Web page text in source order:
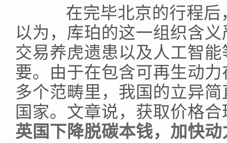
在完毕北京的行程后
以为，库珀的这一组织含
交易养虎遗患以及人工智
要。由于在包含可再生动
多个范畴里，我国的立异
国家。文章说，获取价格
英国下降脱碳本钱，加快